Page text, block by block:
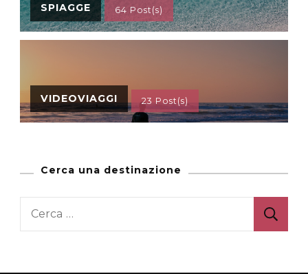
SPIAGGE 64 Post(s)
VIDEOVIAGGI 23 Post(s)
Cerca una destinazione
Ricerca